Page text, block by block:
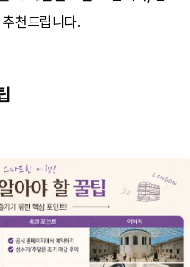
천드립니다.